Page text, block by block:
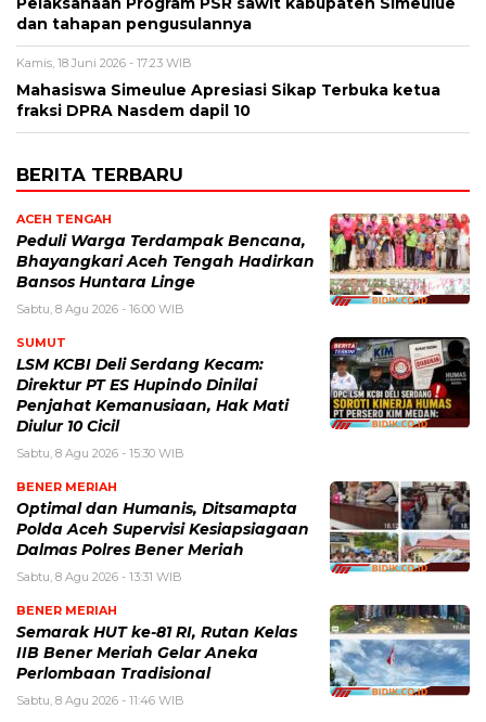
Pelaksanaan Program PSR sawit kabupaten Simeulue
dan tahapan pengusulannya
Kamis, 18 Juni 2026 - 17:23 WIB
Mahasiswa Simeulue Apresiasi Sikap Terbuka ketua
fraksi DPRA Nasdem dapil 10
BERITA TERBARU
ACEH TENGAH
Peduli Warga Terdampak Bencana,
Bhayangkari Aceh Tengah Hadirkan
Bansos Huntara Linge
Sabtu, 8 Agu 2026 - 16:00 WIB
SUMUT
LSM KCBI Deli Serdang Kecam:
Direktur PT ES Hupindo Dinilai
Penjahat Kemanusiaan, Hak Mati
Diulur 10 Cicil
Sabtu, 8 Agu 2026 - 15:30 WIB
BENER MERIAH
Optimal dan Humanis, Ditsamapta
Polda Aceh Supervisi Kesiapsiagaan
Dalmas Polres Bener Meriah
Sabtu, 8 Agu 2026 - 13:31 WIB
BENER MERIAH
Semarak HUT ke-81 RI, Rutan Kelas
IIB Bener Meriah Gelar Aneka
Perlombaan Tradisional
Sabtu, 8 Agu 2026 - 11:46 WIB